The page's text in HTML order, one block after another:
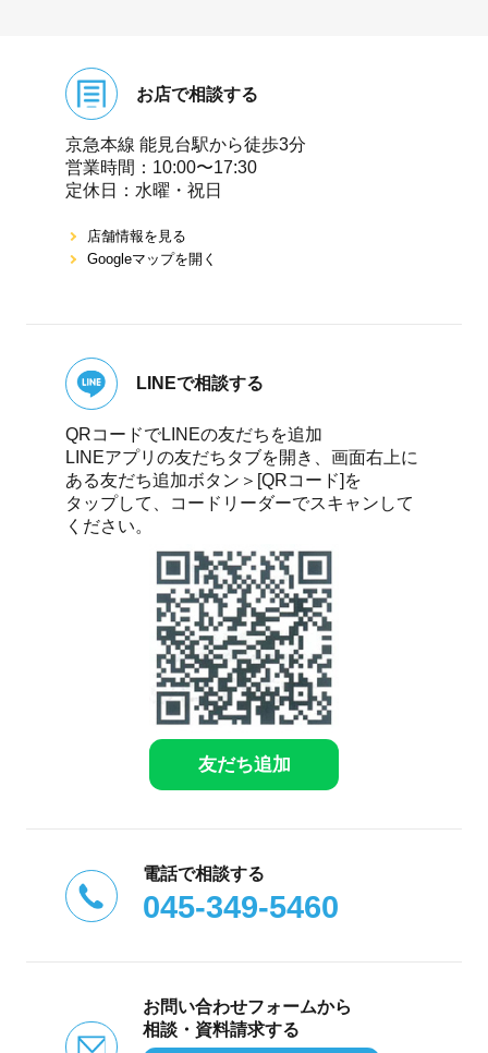
お店で相談する
京急本線 能⾒台駅から徒歩3分
営業時間：10:00〜17:30
定休⽇：⽔曜・祝⽇
店舗情報を⾒る
Googleマップを開く
LINEで相談する
QRコードでLINEの友だちを追加
LINEアプリの友だちタブを開き、画面右上に
ある友だち追加ボタン＞[QRコード]を
タップして、コードリーダーでスキャンして
ください。
友だち追加
電話で相談する
045-349-5460
お問い合わせフォームから
相談・資料請求する